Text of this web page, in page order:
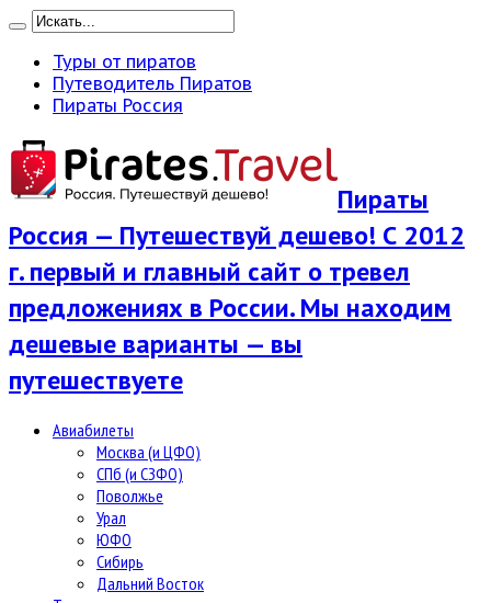
Туры от пиратов
Путеводитель Пиратов
Пираты Россия
Пираты
Россия — Путешествуй дешево! С 2012
г. первый и главный сайт о тревел
предложениях в России. Мы находим
дешевые варианты — вы
путешествуете
Авиабилеты
Москва (и ЦФО)
СПб (и СЗФО)
Поволжье
Урал
ЮФО
Сибирь
Дальний Восток